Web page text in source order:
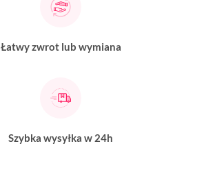
Łatwy zwrot lub wymiana
Szybka wysyłka w 24h